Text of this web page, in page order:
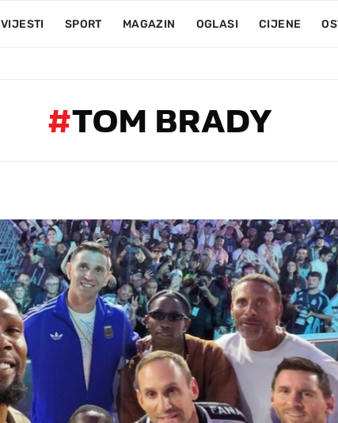
VIJESTI SPORT MAGAZIN OGLASI CIJENE
#TOM BRADY